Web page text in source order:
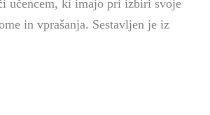
učencem, ki imajo pri izbiri svoje
in vprašanja. Sestavljen je iz